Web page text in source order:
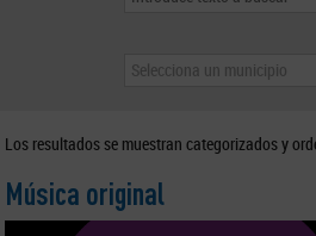
Selecciona un municipio
Los resultados se muestran categorizados y
Música original